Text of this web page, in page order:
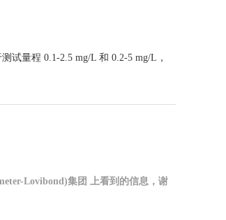
试量程 0.1-2.5 mg/L 和 0.2-5 mg/L，
Lovibond)集团 上看到的信息，谢